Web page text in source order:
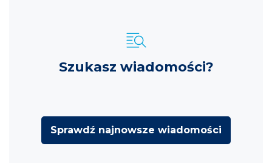
Szukasz wiadomości?
Sprawdź najnowsze wiadomości